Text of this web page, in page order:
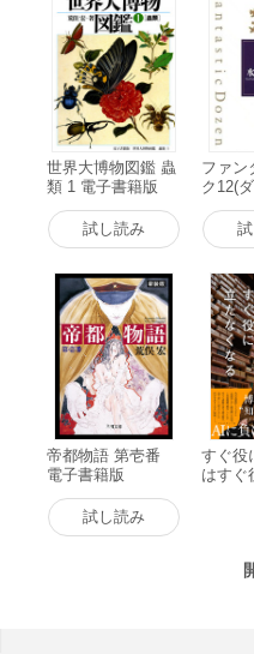
世界大博物図鑑 蟲
類 1 電子書籍版
試し読み
ファン
ク12(
中の
版
帝都物語 第壱番
電子書籍版
試し読み
すぐ役
はすぐ